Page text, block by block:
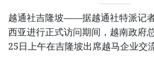
越通社吉隆坡——据越通社特派记
西亚进行正式访问期间，越南政府
25日上午在吉隆坡出席越马企业交